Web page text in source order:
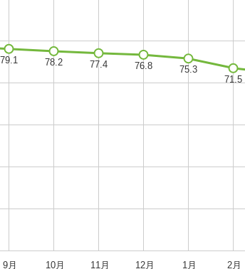
9月 10月 11月 12月 1月 2月